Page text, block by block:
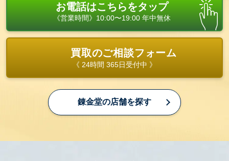
お電話はこちらをタップ
《営業時間》10:00〜19:00 年中無休
買取のご相談フォーム
《 24時間 365日受付中 》
錬金堂の店舗を探す